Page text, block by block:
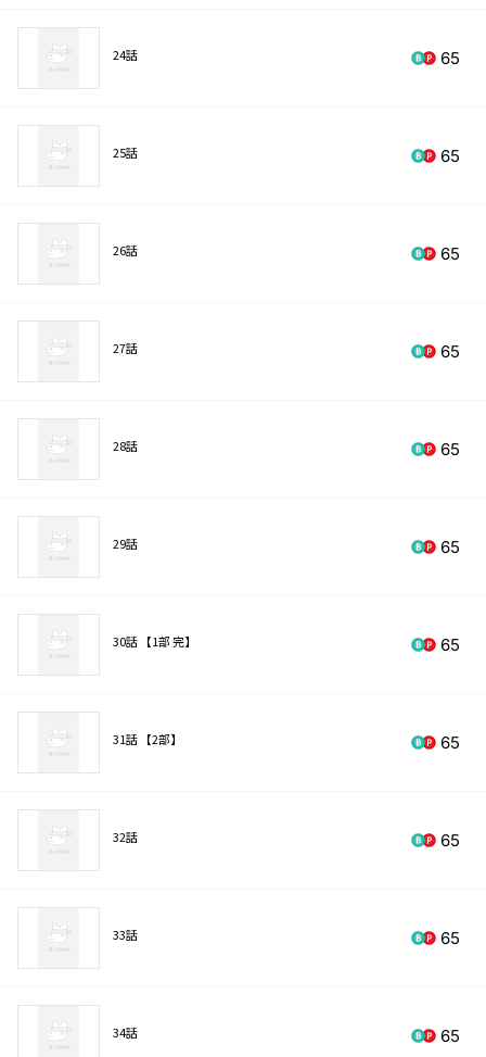
24話 65
25話 65
26話 65
27話 65
28話 65
29話 65
30話 【1部 完】 65
31話 【2部】 65
32話 65
33話 65
34話 65